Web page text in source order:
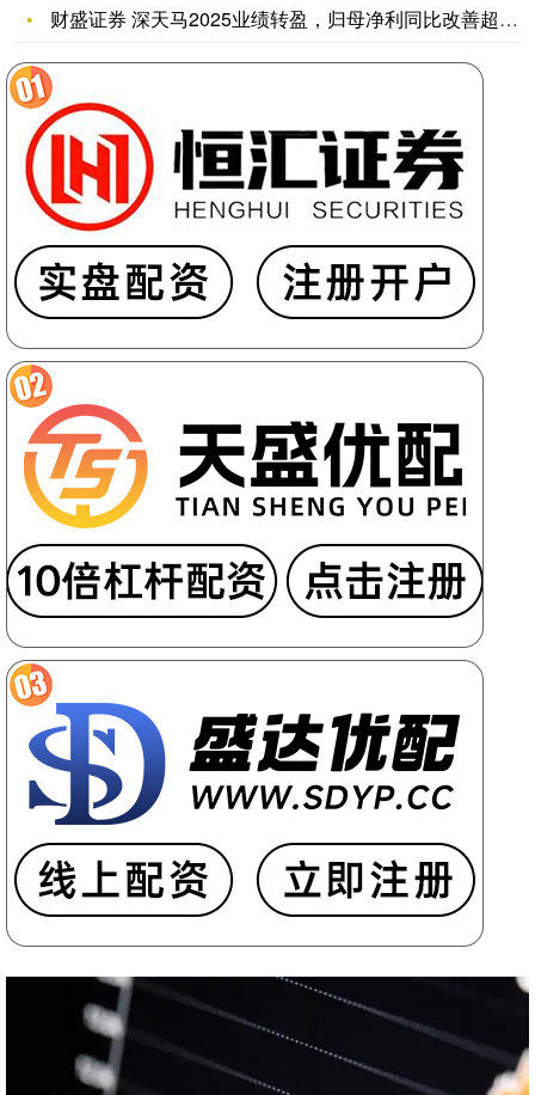
财盛证券 深天马2025业绩转盈，归母净利同比改善超8亿元